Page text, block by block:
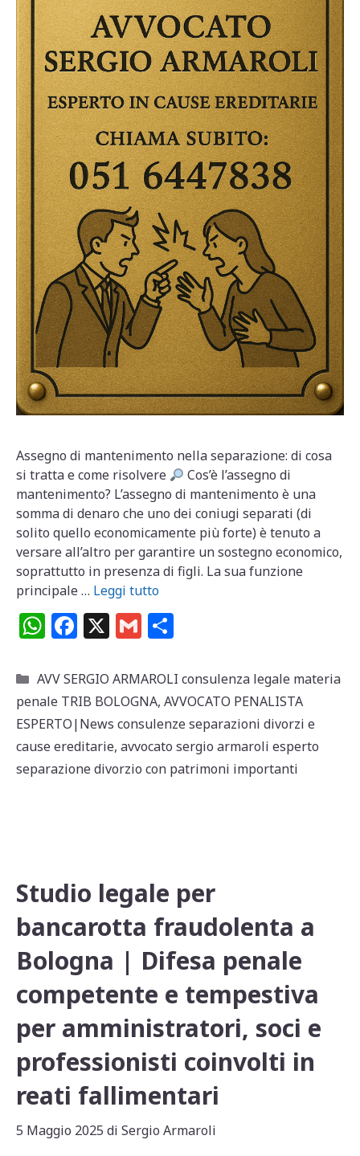
Assegno di mantenimento nella separazione: di cosa
si tratta e come risolvere
Cos’è l’assegno di
mantenimento? L’assegno di mantenimento è una
somma di denaro che uno dei coniugi separati (di
solito quello economicamente più forte) è tenuto a
versare all’altro per garantire un sostegno economico,
soprattutto in presenza di figli. La sua funzione
principale … Leggi tutto
W
at
s
A
p
p
F
c
e
b
o
o
X G
ai
l
n
di
vi
di
Categorie
AVV SERGIO ARMAROLI consulenza legale materia
penale TRIB BOLOGNA, AVVOCATO PENALISTA
ESPERTO|News consulenze separazioni divorzi e
cause ereditarie, avvocato sergio armaroli esperto
separazione divorzio con patrimoni importanti
Studio legale per
bancarotta fraudolenta a
Bologna | Difesa penale
competente e tempestiva
per amministratori, soci e
professionisti coinvolti in
reati fallimentari
5 Maggio 2025 di Sergio Armaroli